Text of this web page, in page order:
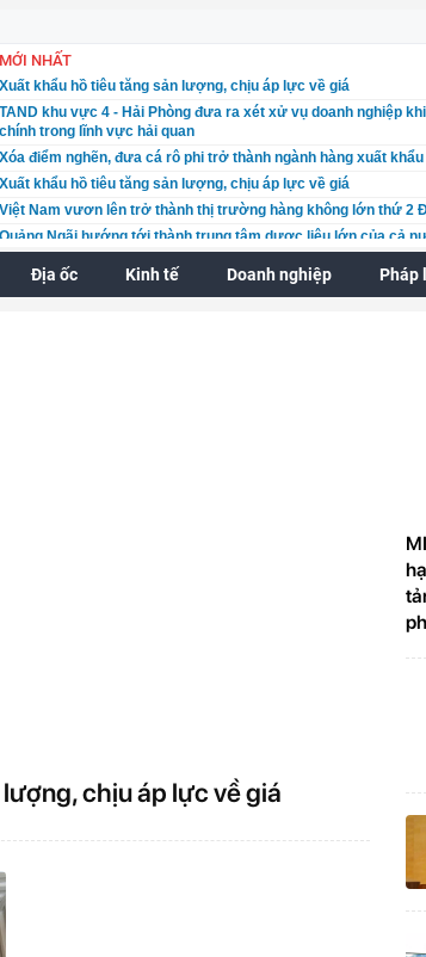
MỚI NHẤT
Xuất khẩu hồ tiêu tăng sản lượng, chịu áp lực về giá
TAND khu vực 4 - Hải Phòng đưa ra xét xử vụ doanh nghiệp
chính trong lĩnh vực hải quan
Xóa điểm nghẽn, đưa cá rô phi trở thành ngành hàng xuất
Xuất khẩu hồ tiêu tăng sản lượng, chịu áp lực về giá
Việt Nam vươn lên trở thành thị trường hàng không lớn thứ 2
Quảng Ngãi hướng tới thành trung tâm dược liệu lớn của cả
TAND khu vực 4 - Hải Phòng đưa ra xét xử vụ doanh nghiệp
chính trong lĩnh vực hải quan
Tuần cuối tháng 7, trái phiếu doanh nghiệp đã phát hành với
Địa ốc Kinh tế Doanh nghiệp Pháp
chịu áp lực về giá